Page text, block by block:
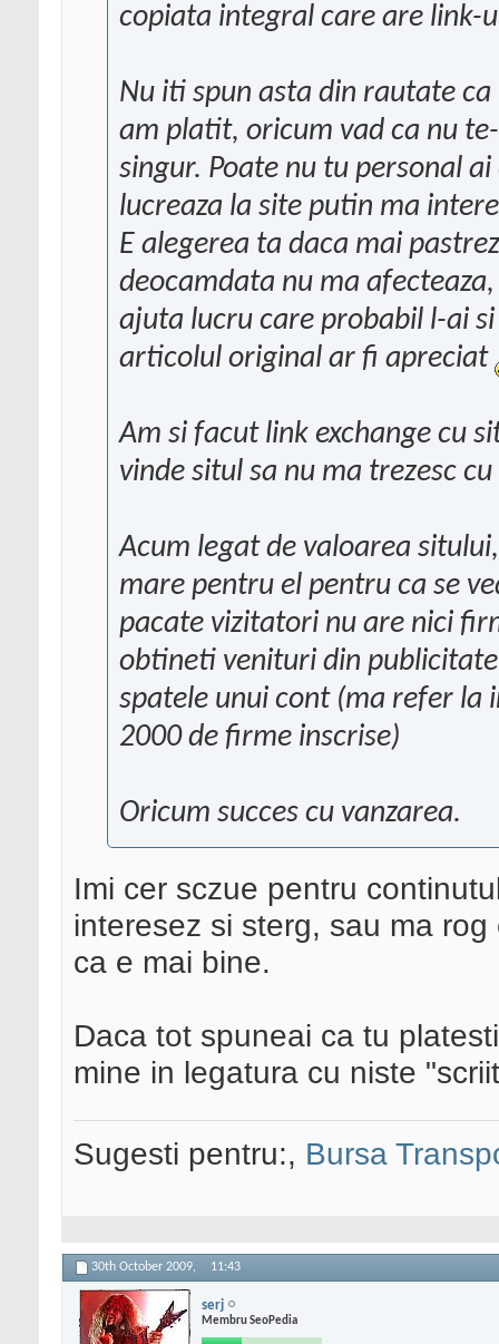
copiata integral care are link-
Nu iti spun asta din rautate
am platit, oricum vad ca nu
singur. Poate nu tu personal
lucreaza la site putin ma
E alegerea ta daca mai
deocamdata nu ma
ajuta lucru care probabil l-ai
articolul original ar fi apreciat
Am si facut link exchange cu
vinde situl sa nu ma trezesc
Acum legat de valoarea
mare pentru el pentru ca se
pacate vizitatori nu are nici
obtineti venituri din
spatele unui cont (ma refer
2000 de firme inscrise)
Oricum succes cu vanzarea.
Imi cer sczue pentru
interesez si sterg, sau ma
ca e mai bine.
Daca tot spuneai ca tu
mine in legatura cu niste
Sugesti pentru:, Bursa
30th October 2009, 11:43
serj
Membru SeoPedia